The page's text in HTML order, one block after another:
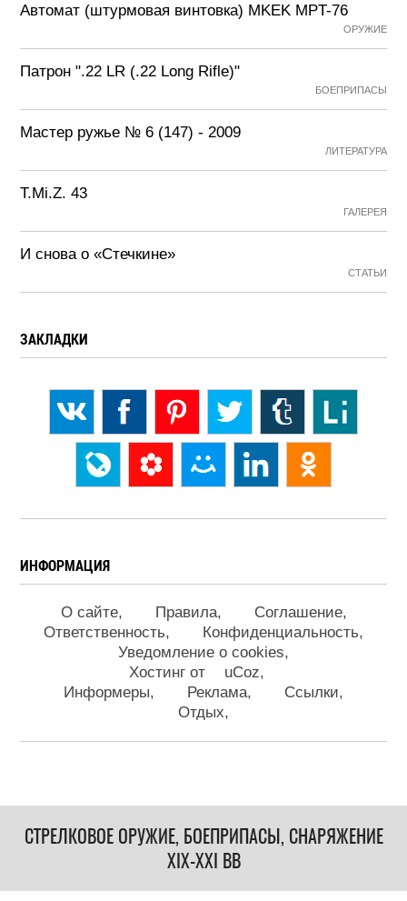
Автомат (штурмовая винтовка) MKEK MPT-76
ОРУЖИЕ
Патрон ".22 LR (.22 Long Rifle)"
БОЕПРИПАСЫ
Мастер ружье № 6 (147) - 2009
ЛИТЕРАТУРА
T.Mi.Z. 43
ГАЛЕРЕЯ
И снова о «Стечкине»
СТАТЬИ
ЗАКЛАДКИ
ИНФОРМАЦИЯ
О сайте Правила
Соглашение
Ответственность
Конфиденциальность
Уведомление о cookies
Хостинг от
uCoz
Информеры
Реклама
Ссылки
Отдых
СТРЕЛКОВОЕ ОРУЖИЕ, БОЕПРИПАСЫ, СНАРЯЖЕНИЕ
XIX-XXI ВВ